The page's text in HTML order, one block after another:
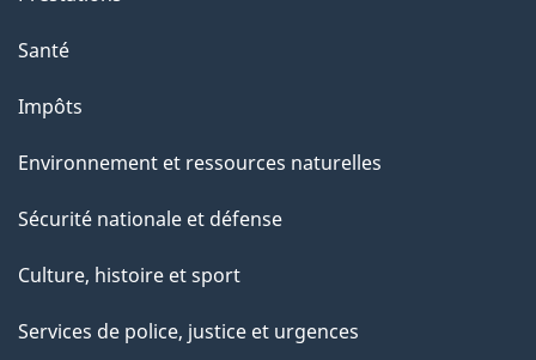
Santé
Impôts
Environnement et ressources naturelles
Sécurité nationale et défense
Culture, histoire et sport
Services de police, justice et urgences